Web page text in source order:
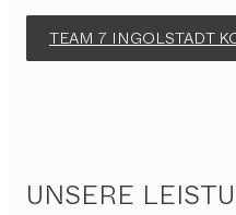
TEAM 7 INGOLSTADT
UNSERE